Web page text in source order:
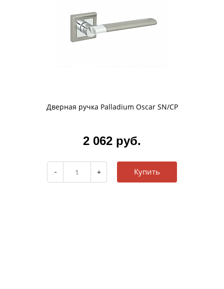
Дверная ручка Palladium Oscar SN/CP
2 062 руб.
Купить